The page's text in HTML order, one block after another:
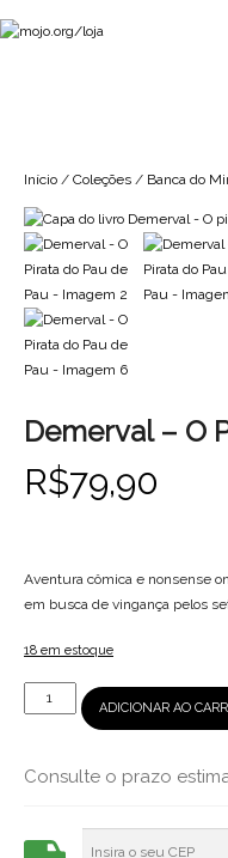
para
Início / Coleções / Banca do
Demerval – O
R$79,90
Aventura cômica e nonsense
em busca de vingança pelos
18 em estoque
Demerval
-
Pirata
de
ADICIONAR AO
Consulte o prazo